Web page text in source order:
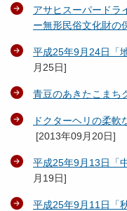
アサヒスーパードラ
ー無形民俗文化財の
平成25年9月24日「
月25日]
青豆のあきたこまち
ドクターヘリの柔
[2013年09月20日]
平成25年9月13日「
月19日]
平成25年9月11日「